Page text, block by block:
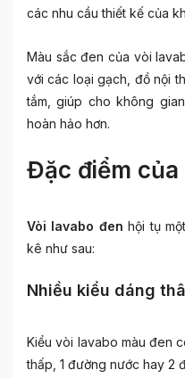
các nhu cầu thiết kế của
Màu sắc đen của vòi
với các loại gạch, đồ nội
tắm, giúp cho không
hoàn hảo hơn.
Đặc điểm của
Vòi lavabo đen hội tụ
kê như sau:
Nhiều kiểu dáng
Kiểu vòi lavabo màu đen
thấp, 1 đường nước hay 2